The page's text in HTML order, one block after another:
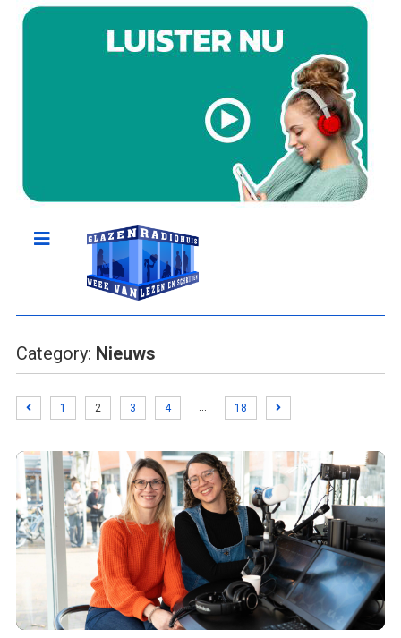
Category: Nieuws
1 2 3 4 18